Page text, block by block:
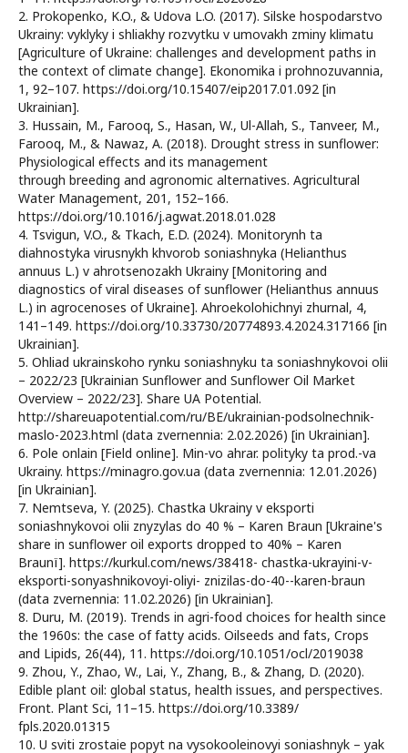
2. Prokopenko, K.O., & Udova L.O. (2017). Silske hospodarstvo
Ukrainy: vyklyky i shliakhy rozvytku v umovakh zminy klimatu
[Agriculture of Ukraine: challenges and development paths in
the context of climate change]. Ekonomika i prohnozuvannia,
1, 92–107. https://doi.org/10.15407/eip2017.01.092 [in
Ukrainian].
3. Hussain, M., Farooq, S., Hasan, W., Ul-Allah, S., Tanveer, M.,
Farooq, M., & Nawaz, A. (2018). Drought stress in sunflower:
Physiological effects and its management
through breeding and agronomic alternatives. Agricultural
Water Management, 201, 152–166.
https://doi.org/10.1016/j.agwat.2018.01.028
4. Tsvigun, V.O., & Tkach, E.D. (2024). Monitorynh ta
diahnostyka virusnykh khvorob soniashnyka (Helianthus
annuus L.) v ahrotsenozakh Ukrainy [Monitoring and
diagnostics of viral diseases of sunflower (Helianthus annuus
L.) in agrocenoses of Ukraine]. Ahroekolohichnyi zhurnal, 4,
141–149. https://doi.org/10.33730/20774893.4.2024.317166 [in
Ukrainian].
5. Ohliad ukrainskoho rynku soniashnyku ta soniashnykovoi olii
– 2022/23 [Ukrainian Sunflower and Sunflower Oil Market
Overview – 2022/23]. Share UA Potential.
http://shareuapotential.com/ru/BE/ukrainian-podsolnechnik-
maslo-2023.html (data zvernennia: 2.02.2026) [in Ukrainian].
6. Pole onlain [Field online]. Min-vo ahrar. polityky ta prod.-va
Ukrainy. https://minagro.gov.ua (data zvernennia: 12.01.2026)
[in Ukrainian].
7. Nemtseva, Y. (2025). Chastka Ukrainy v eksporti
soniashnykovoi olii znyzylas do 40 % – Karen Braun [Ukraine's
share in sunflower oil exports dropped to 40% – Karen
Braunї]. https://kurkul.com/news/38418- chastka-ukrayini-v-
eksporti-sonyashnikovoyi-oliyi- znizilas-do-40--karen-braun
(data zvernennia: 11.02.2026) [in Ukrainian].
8. Duru, M. (2019). Trends in agri-food choices for health since
the 1960s: the case of fatty acids. Oilseeds and fats, Crops
and Lipids, 26(44), 11. https://doi.org/10.1051/ocl/2019038
9. Zhou, Y., Zhao, W., Lai, Y., Zhang, B., & Zhang, D. (2020).
Edible plant oil: global status, health issues, and perspectives.
Front. Plant Sci, 11–15. https://doi.org/10.3389/
fpls.2020.01315
10. U sviti zrostaie popyt na vysokooleinovyi soniashnyk – yak